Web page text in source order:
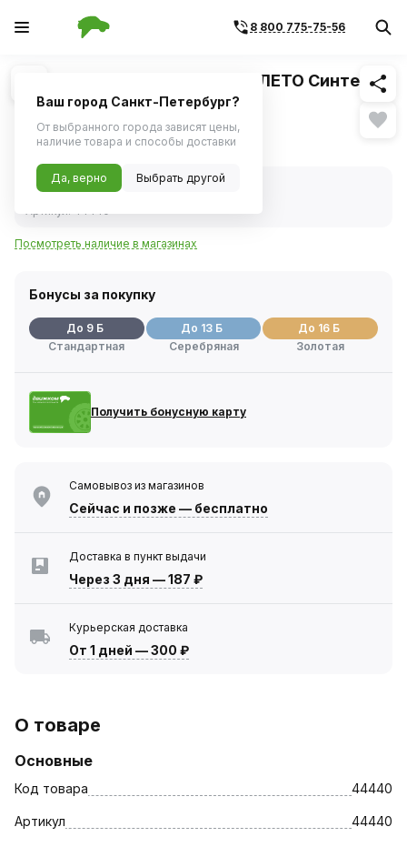
8 800 775-75-56
1/1 Похожие
Жидкость бачка омывателя ЛЕТО Синтез
4,5л
173 ₽
В наличии
Посмотреть наличие в магазинах
Бонусы за покупку
До 9 Б
Стандартная
До 13 Б
Серебряная
До 16 Б
Золотая
Получить бонусную карту
Самовывоз из магазинов
Сейчас и позже — бесплатно
Доставка в пункт выдачи
Через 3 дня —187 ₽
Курьерская доставка
От 1 дней —300 ₽
О товаре
Основные
Код товара 44440
Артикул 44440
Ваш город Санкт-Петербург?
От выбранного города зависят цены,
наличие товара и способы доставки
Да, верно Выбрать другой